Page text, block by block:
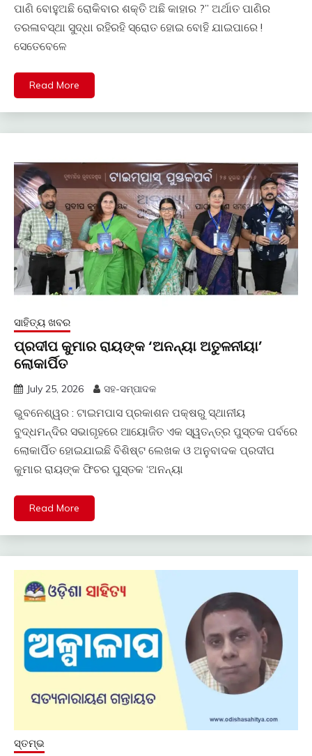
ପାଣି ବୋହୁଅଛି ରୋକିବାର ଶକ୍ତି ଅଛି କାହାର ?” ଅର୍ଥାତ ପାଣିର
ତରଳାବସ୍ଥା ସୁଦ୍ଧା ରହିରହି ସ୍ରୋତ ହୋଇ ବୋହି ଯାଇପାରେ !
ସେତେବେଳେ
Read More
ସାହିତ୍ୟ ଖବର
ପ୍ରଦୀପ କୁମାର ରାୟଙ୍କ ‘ଅନନ୍ୟା ଅତୁଳନୀୟା’
ଲୋକାର୍ପିତ
July 25, 2026 ସହ-ସମ୍ପାଦକ
ଭୁବନେଶ୍ୱର : ଟାଇମପାସ ପ୍ରକାଶନ ପକ୍ଷରୁ ସ୍ଥାନୀୟ
ବୁଦ୍ଧମନ୍ଦିର ସଭାଗୃହରେ ଆୟୋଜିତ ଏକ ସ୍ୱତନ୍ତ୍ର ପୁସ୍ତକ ପର୍ବରେ
ଲୋକାର୍ପିତ ହୋଇଯାଇଛି ବିଶିଷ୍ଟ ଲେଖକ ଓ ଅନୁବାଦକ ପ୍ରଦୀପ
କୁମାର ରାୟଙ୍କ ଫିଚର ପୁସ୍ତକ ‘ଅନନ୍ୟା
Read More
ସ୍ତମ୍ଭ